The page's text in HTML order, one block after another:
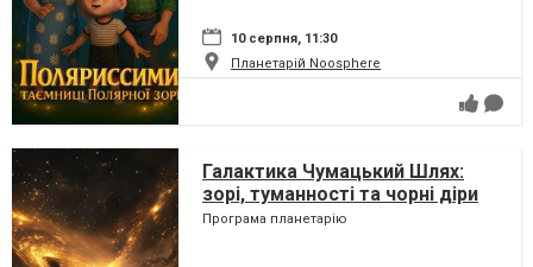
10 серпня, 11:30
Планетарій Noosphere
Галактика Чумацький Шлях:
зорі, туманності та чорні діри
Програма планетарію